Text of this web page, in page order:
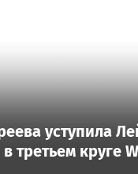
нейросеть
стопы